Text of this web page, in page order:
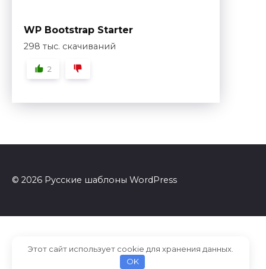
WP Bootstrap Starter
298 тыс. скачиваний
2
© 2026 Русские шаблоны WordPress
Этот сайт использует cookie для хранения данных.
OK